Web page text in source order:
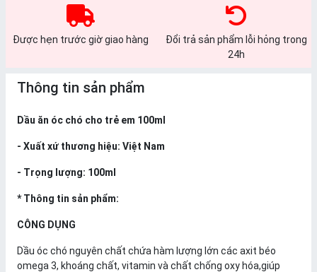
Được hẹn trước giờ giao hàng
Đổi trả sản phẩm lỗi hỏng trong
24h
Thông tin sản phẩm
Dầu ăn óc chó cho trẻ em 100ml
- Xuất xứ thương hiệu: Việt Nam
- Trọng lượng: 100ml
* Thông tin sản phẩm:
CÔNG DỤNG
Dầu óc chó nguyên chất chứa hàm lượng lớn các axit béo
omega 3, khoáng chất, vitamin và chất chống oxy hóa,giúp